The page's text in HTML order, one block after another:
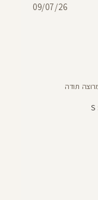
תודה
S
תאריך09/07/26